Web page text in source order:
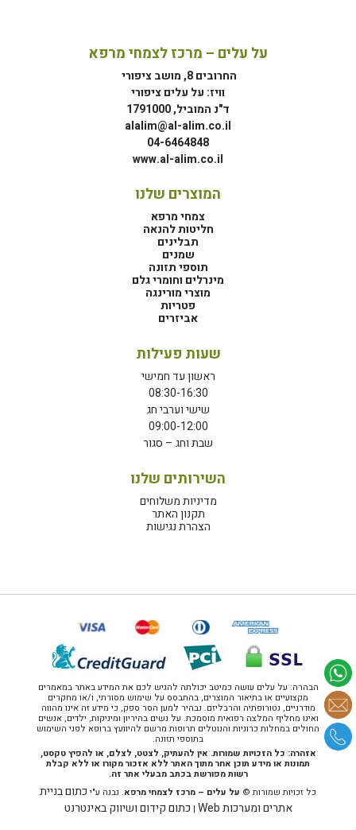
על עלים – מרכז לצמחי מרפא
החרובים 8, מושב ציפורי
וויז: על עלים ציפורי
ד"נ המוביל, 1791000
alalim@al-alim.co.il
04-6464848
www.al-alim.co.il
המוצרים שלנו
צמחי מרפא
חליטות להנאה
תבלינים
שמנים
תוספי תזונה
מינרלים וחומרי גלם
מוצרי מורינגה
פטריות
אביזרים
שעות פעילות
ראשון עד חמישי
08:30-16:30
שישי וערבי חג
09:00-12:00
שבת וחג – סגור
השירותים שלנו
מדיניות משלוחים
תקנון האתר
הצהרת נגישות
הבהרה: על עלים עושה כמיטב יכולתה להגיש לכם את המידע באתר במאמרים
מקצועיים או בתיאור המוצרים, בהתבסס על שימוש מסורתי, ו/או מחקרים
מודרניים, נטורופתיה והרבליזם. נבהיר למען הסר ספק, כי מידע זה אינו מהווה
ואינו מחליף המלצה רפואית מוסמכת. על נשים בהיריון ומיניקות, ילדים, אנשים
החולים במחלות כרוניות והנוטלים תרופות מרשם להיוועץ ברופא לפני השימוש
בתוספי תזונה.
אזהרה: כל הזכויות שמורות. אין להעתיק, לצטט, לצלם, או להפיץ טקסט,
תמונות או מידע תוכן אחר מתוך האתר ללא אזכור מקורו או ללא קבלת
רשות מפורשת בכתב מבעלי אתר זה.
כל זכויות שמורות © על עלים – מרכז לצמחי מרפא. נבנה ע"יכתום בניית
אתרים ומערכות Web
| כתום קידום ושיווק באינטרנט